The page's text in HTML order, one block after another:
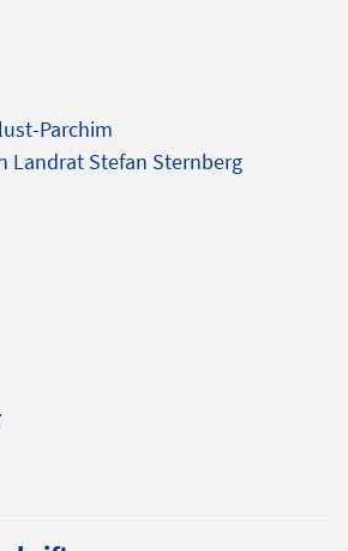
Parchim
Landrat Stefan Sternberg